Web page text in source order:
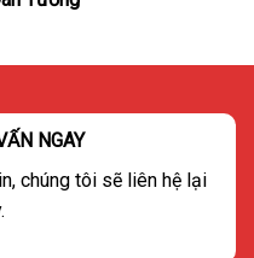
NGAY
chúng tôi sẽ liên hệ lại